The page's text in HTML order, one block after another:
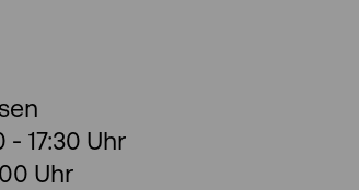
17:30 Uhr
Uhr